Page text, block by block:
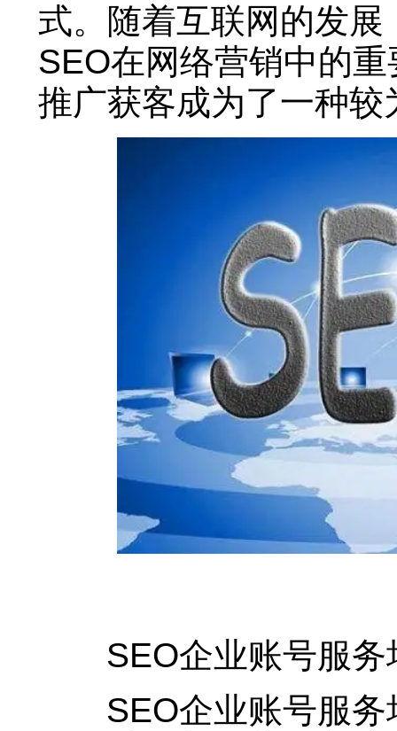
式。随着互联网的发
SEO在网络营销中的
推广获客成为了一种
SEO企业账号服务
SEO企业账号服务